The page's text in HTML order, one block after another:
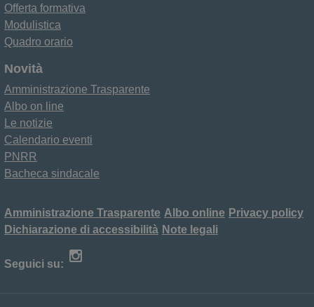
Offerta formativa
Modulistica
Quadro orario
Novità
Amministrazione Trasparente
Albo on line
Le notizie
Calendario eventi
PNRR
Bacheca sindacale
Amministrazione Trasparente Albo online Privacy policy
Dichiarazione di accessibilità Note legali
Seguici su: